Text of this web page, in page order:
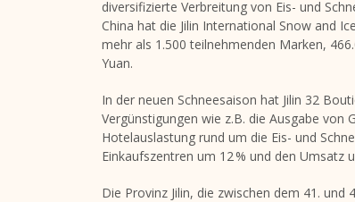
diversifizierte Verbreitung von Eis- und
China hat die Jilin International Snow and
mehr als 1.500 teilnehmenden Marken,
Yuan.
In der neuen Schneesaison hat Jilin 32
Vergünstigungen wie z.B. die Ausgabe von
Hotelauslastung rund um die Eis- und
Einkaufszentren um 12 % und den Umsatz
Die Provinz Jilin, die zwischen dem 41 . und